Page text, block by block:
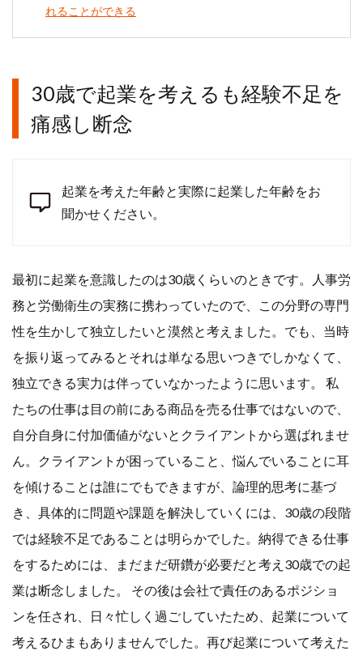
れることができる
30歳で起業を考えるも経験不足を
痛感し断念
起業を考えた年齢と実際に起業した年齢をお
聞かせください。
最初に起業を意識したのは30歳くらいのときです。人事労
務と労働衛生の実務に携わっていたので、この分野の専門
性を生かして独立したいと漠然と考えました。でも、当時
を振り返ってみるとそれは単なる思いつきでしかなくて、
独立できる実力は伴っていなかったように思います。 私
たちの仕事は目の前にある商品を売る仕事ではないので、
自分自身に付加価値がないとクライアントから選ばれませ
ん。クライアントが困っていること、悩んでいることに耳
を傾けることは誰にでもできますが、論理的思考に基づ
き、具体的に問題や課題を解決していくには、30歳の段階
では経験不足であることは明らかでした。納得できる仕事
をするためには、まだまだ研鑽が必要だと考え30歳での起
業は断念しました。 その後は会社で責任のあるポジショ
ンを任され、日々忙しく過ごしていたため、起業について
考えるひまもありませんでした。再び起業について考えた